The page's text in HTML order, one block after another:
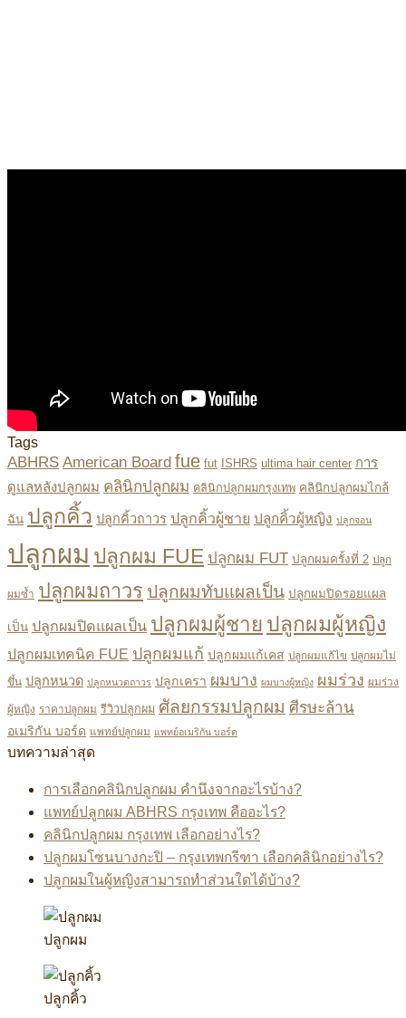
Tags
ABHRS American Board fue fut ISHRS ultima hair center การ
ดูแลหลังปลูกผม คลินิกปลูกผม คลินิกปลูกผมกรุงเทพ คลินิกปลูกผมไกล้
ฉัน ปลูกคิ้ว ปลูกคิ้วถาวร ปลูกคิ้วผู้ชาย ปลูกคิ้วผู้หญิง ปลูกจอน
ปลูกผม ปลูกผม FUE ปลูกผม FUT ปลูกผมครั้งที่ 2 ปลูก
ผมซ้ำ ปลูกผมถาวร ปลูกผมทับแผลเป็น ปลูกผมปิดรอยแผล
เป็น ปลูกผมปิดแผลเป็น ปลูกผมผู้ชาย ปลูกผมผู้หญิง
ปลูกผมเทคนิค FUE ปลูกผมแก้ ปลูกผมแก้เคส ปลูกผมแก้ไข ปลูกผมไม่
ขึ้น ปลูกหนวด ปลูกหนวดถาวร ปลูกเครา ผมบาง ผมบางผู้หญิง ผมร่วง ผมร่วง
ผู้หญิง ราคาปลูกผม รีวิวปลูกผม ศัลยกรรมปลูกผม ศีรษะล้าน
อเมริกัน บอร์ด แพทย์ปลูกผม แพทย์อเมริกัน บอร์ด
บทความล่าสุด
การเลือกคลินิกปลูกผม คำนึงจากอะไรบ้าง?
แพทย์ปลูกผม ABHRS กรุงเทพ คืออะไร?
คลินิกปลูกผม กรุงเทพ เลือกอย่างไร?
ปลูกผมโซนบางกะปิ – กรุงเทพกรีฑา เลือกคลินิกอย่างไร?
ปลูกผมในผู้หญิงสามารถทำส่วนใดได้บ้าง?
ปลูกผม
ปลูกคิ้ว